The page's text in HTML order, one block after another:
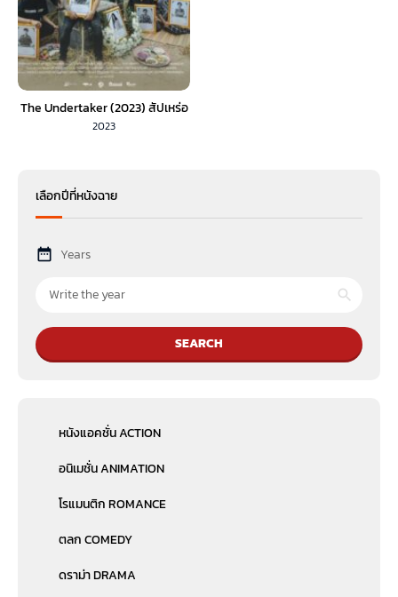
The Undertaker (2023) สัปเหร่อ
2023
เลือกปีที่หนังฉาย
Years
SEARCH
หนังแอคชั่น ACTION
อนิเมชั่น ANIMATION
โรแมนติก ROMANCE
ตลก COMEDY
ดราม่า DRAMA